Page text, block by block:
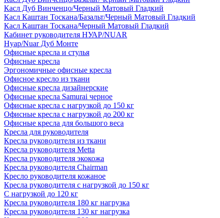
Касл Дуб Винченцо/Черный Матовый Гладкий
Касл Каштан Тоскана/Базальт/Черный Матовый Гладкий
Касл Каштан Тоскана/Черный Матовый Гладкий
Кабинет руководителя НУАР/NUAR
Нуар/Nuar Дуб Монте
Офисные кресла и стулья
Офисные кресла
Эргономичные офисные кресла
Офисное кресло из ткани
Офисные кресла дизайнерские
Офисные кресла Samurai черное
Офисные кресла с нагрузкой до 150 кг
Офисные кресла с нагрузкой до 200 кг
Офисные кресла для большого веса
Кресла для руководителя
Кресла руководителя из ткани
Кресла руководителя Metta
Кресла руководителя экокожа
Кресла руководителя Chairman
Кресло руководителя кожаное
Кресла руководителя с нагрузкой до 150 кг
С нагрузкой до 120 кг
Кресла руководителя 180 кг нагрузка
Кресла руководителя 130 кг нагрузка